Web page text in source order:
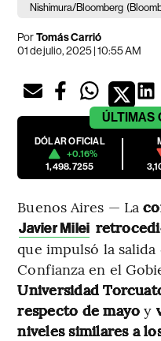
Nishimura/Bloomberg
PorTomás Carrió
01 de julio, 2025 | 10:55 AM
ÚLTIMAS
DÓLAR OFICIAL
+0.16%
1,498.7255
Buenos Aires — La
Javier Milei
que impulsó la
Confianza en el
Universidad
respecto de mayo y
niveles similares a